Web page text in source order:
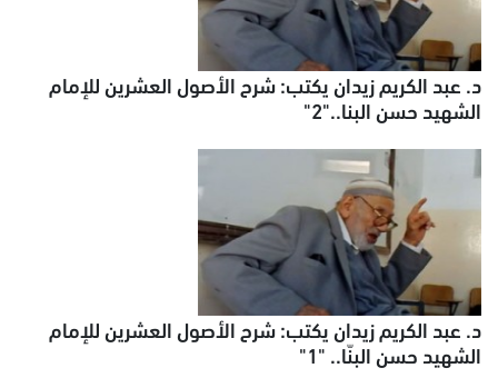
د. عبد الكريم زيدان يكتب: شرح الأصول العشرين للإمام
الشهيد حسن البنا.."2"
د. عبد الكريم زيدان يكتب: شرح الأصول العشرين للإمام
الشهيد حسن البنّا.. "1"